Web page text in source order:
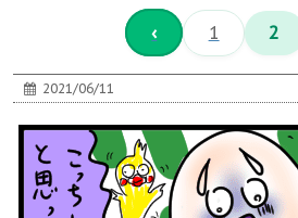
‹ 1 2
2021/06/11